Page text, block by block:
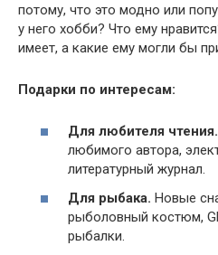
потому, что это модно или
у него хобби? Что ему
имеет, а какие ему могли бы
Подарки по интересам:
Для любителя чтения.
любимого автора,
литературный журнал.
Для рыбака. Новые
рыболовный костюм,
рыбалки.